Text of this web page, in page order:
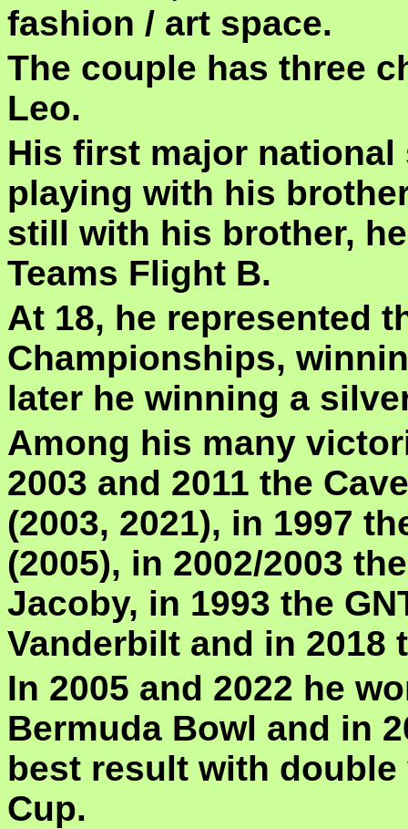
fashion / art space.
The couple has three
Leo.
His first major
playing with his
still with his brother,
Teams Flight B.
At 18, he represented
Championships,
later he winning a
Among his many
2003 and 2011 the
(2003, 2021), in 1997
(2005), in 2002/2003
Jacoby, in 1993 the
Vanderbilt and in 2018
In 2005 and 2022 he
Bermuda Bowl and in
best result with
Cup.